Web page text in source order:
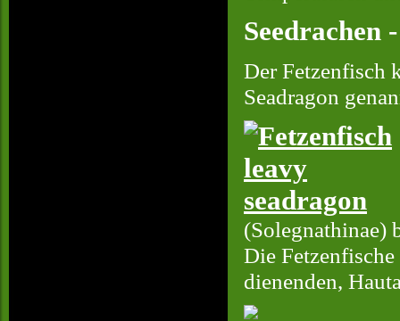
Seedrachen
Der Fetzenfisch
Seadragon
(Solegnathinae)
Die
dienenden,